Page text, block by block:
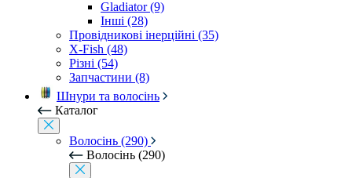
Gladiator (9)
Інші (28)
Провідникові інерційні (35)
X-Fish (48)
Різні (54)
Запчастини (8)
Шнури та волосінь
Каталог
Волосінь (290)
Волосінь (290)